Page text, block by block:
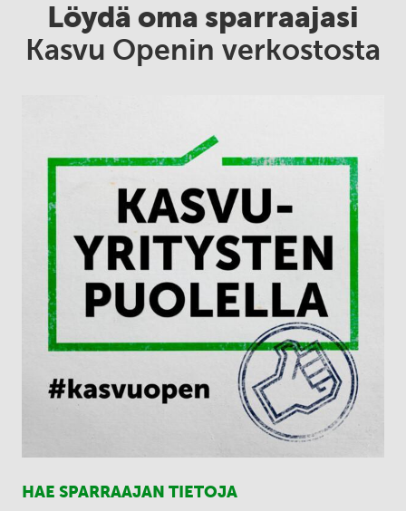
Löydä oma sparraajasi
Kasvu Openin verkostosta
HAE SPARRAAJAN TIETOJA